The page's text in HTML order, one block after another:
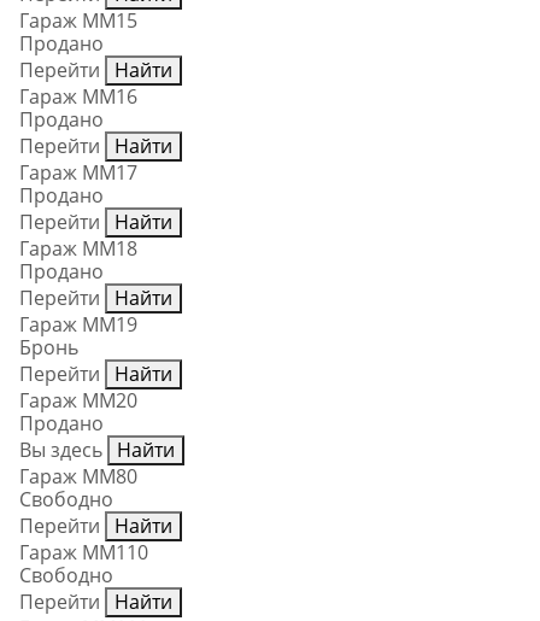
Гараж ММ15
Продано
Перейти
Найти
Гараж ММ16
Продано
Перейти
Найти
Гараж ММ17
Продано
Перейти
Найти
Гараж ММ18
Продано
Перейти
Найти
Гараж ММ19
Бронь
Перейти
Найти
Гараж ММ20
Продано
Вы здесь Найти
Гараж ММ80
Свободно
Перейти
Найти
Гараж ММ110
Свободно
Перейти
Найти